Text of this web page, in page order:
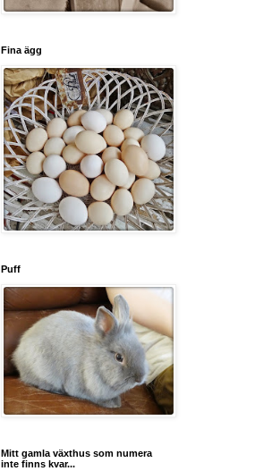
Fina ägg
Puff
Mitt gamla växthus som numera
inte finns kvar...